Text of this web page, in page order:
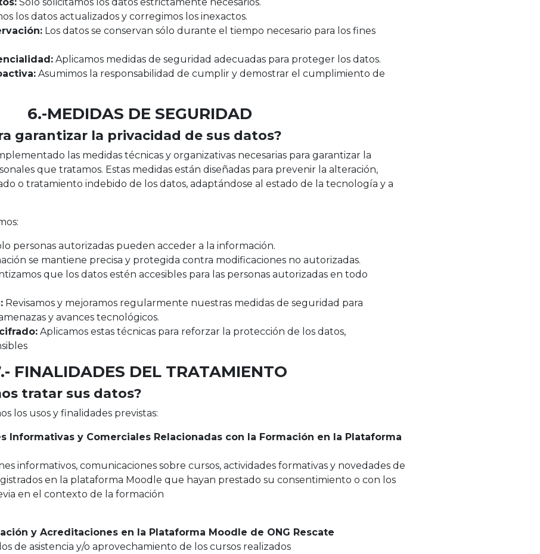
los datos actualizados y corregimos los inexactos.
Los datos se conservan sólo durante el tiempo necesario para los fines
Aplicamos medidas de seguridad adecuadas para proteger los datos.
Asumimos la responsabilidad de cumplir y demostrar el cumplimiento de
6.-MEDIDAS DE SEGURIDAD
garantizar la privacidad de sus datos?
las medidas técnicas y organizativas necesarias para garantizar la
que tratamos. Estas medidas están diseñadas para prevenir la alteración,
o tratamiento indebido de los datos, adaptándose al estado de la tecnología y a
personas autorizadas pueden acceder a la información.
se mantiene precisa y protegida contra modificaciones no autorizadas.
que los datos estén accesibles para las personas autorizadas en todo
Revisamos y mejoramos regularmente nuestras medidas de seguridad para
y avances tecnológicos.
Aplicamos estas técnicas para reforzar la protección de los datos,
FINALIDADES DEL TRATAMIENTO
tratar sus datos?
los usos y finalidades previstas:
Informativas y Comerciales Relacionadas con la Formación en la Plataforma
informativos, comunicaciones sobre cursos, actividades formativas y novedades de
en la plataforma Moodle que hayan prestado su consentimiento o con los
en el contexto de la formación
y Acreditaciones en la Plataforma Moodle de ONG Rescate
de asistencia y/o aprovechamiento de los cursos realizados